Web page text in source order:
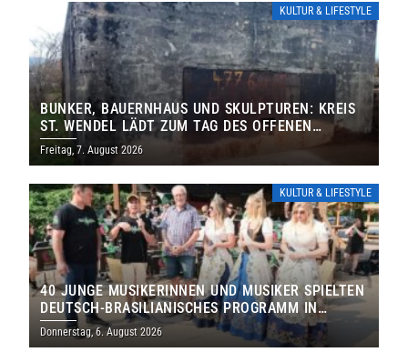
KULTUR & LIFESTYLE
BUNKER, BAUERNHAUS UND SKULPTUREN: KREIS
ST. WENDEL LÄDT ZUM TAG DES OFFENEN
DENKMALS EIN
Freitag, 7. August 2026
KULTUR & LIFESTYLE
40 JUNGE MUSIKERINNEN UND MUSIKER SPIELTEN
DEUTSCH-BRASILIANISCHES PROGRAMM IN
THOLEY
Donnerstag, 6. August 2026